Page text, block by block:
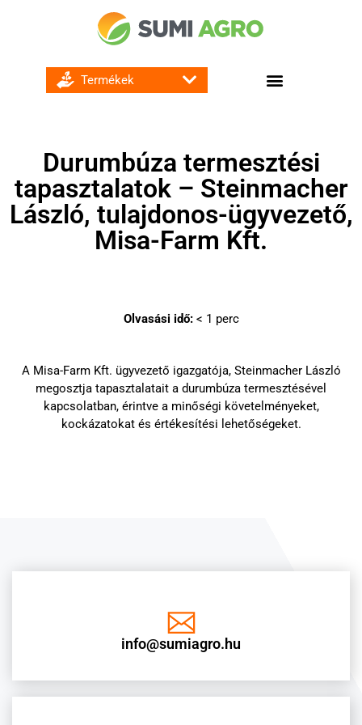
Durumbúza termesztési
tapasztalatok – Steinmacher
László, tulajdonos-ügyvezető,
Misa-Farm Kft.
Olvasási idő: < 1 perc
A Misa-Farm Kft. ügyvezető igazgatója, Steinmacher László
megosztja tapasztalatait a durumbúza termesztésével
kapcsolatban, érintve a minőségi követelményeket,
kockázatokat és értékesítési lehetőségeket.
info@sumiagro.hu